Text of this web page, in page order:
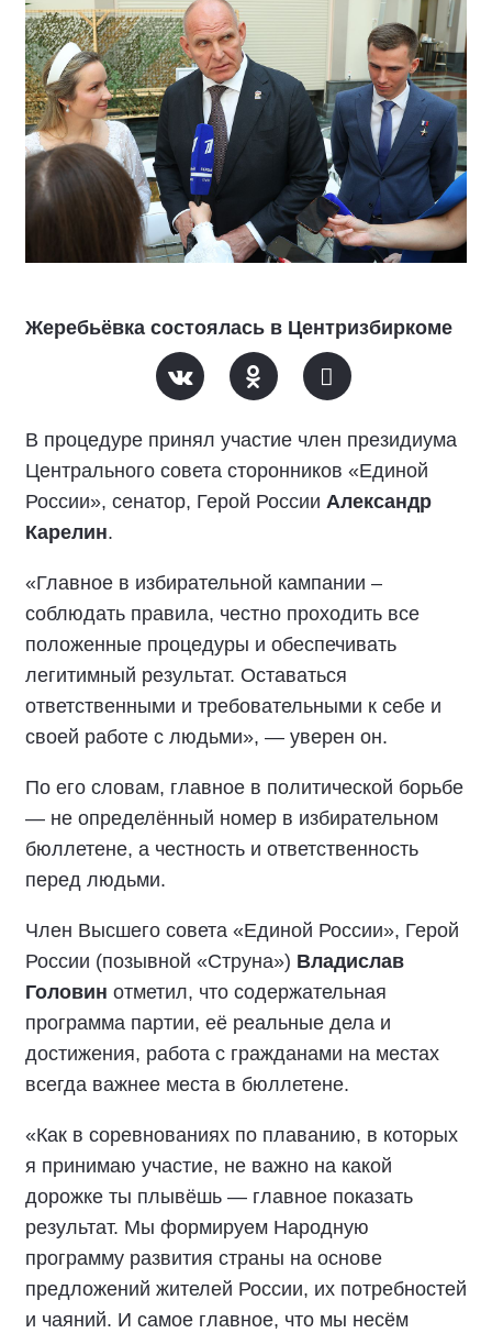
Жеребьёвка состоялась в Центризбиркоме
В процедуре принял участие член президиума
Центрального совета сторонников «Единой
России», сенатор, Герой России Александр
Карелин.
«Главное в избирательной кампании –
соблюдать правила, честно проходить все
положенные процедуры и обеспечивать
легитимный результат. Оставаться
ответственными и требовательными к себе и
своей работе с людьми», — уверен он.
По его словам, главное в политической борьбе
— не определённый номер в избирательном
бюллетене, а честность и ответственность
перед людьми.
Член Высшего совета «Единой России», Герой
России (позывной «Струна») Владислав
Головин отметил, что содержательная
программа партии, её реальные дела и
достижения, работа с гражданами на местах
всегда важнее места в бюллетене.
«Как в соревнованиях по плаванию, в которых
я принимаю участие, не важно на какой
дорожке ты плывёшь — главное показать
результат. Мы формируем Народную
программу развития страны на основе
предложений жителей России, их потребностей
и чаяний. И самое главное, что мы несём